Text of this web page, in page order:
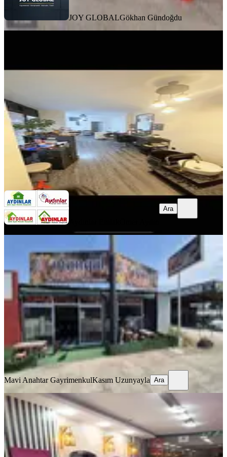
JOY GLOBALGökhan Gündoğdu
Düz Giriş (Zemin)·03.01.2026
500.000 ₺
Aydınlar Emlak Ömer Aydın
Ara
Antalya Güzelbağ Mah.faal Durumda
Devren Kiralık Kebap Salonu
Muratpaşa, Yenigöl Mahallesi
111 m²· Düz Giriş (Zemin)· 11.06.2026
550.000 ₺725.000 ₺
Mavi Anahtar GayrimenkulKasım Uzunyayla
Ara
Mavi Anahtar GayrimenkulKasım Uzunyayla Ara
️ Larada Kaçırılmayacak Berber
Salonu Fırsatı️
Muratpaşa, Güzeloba Mahallesi